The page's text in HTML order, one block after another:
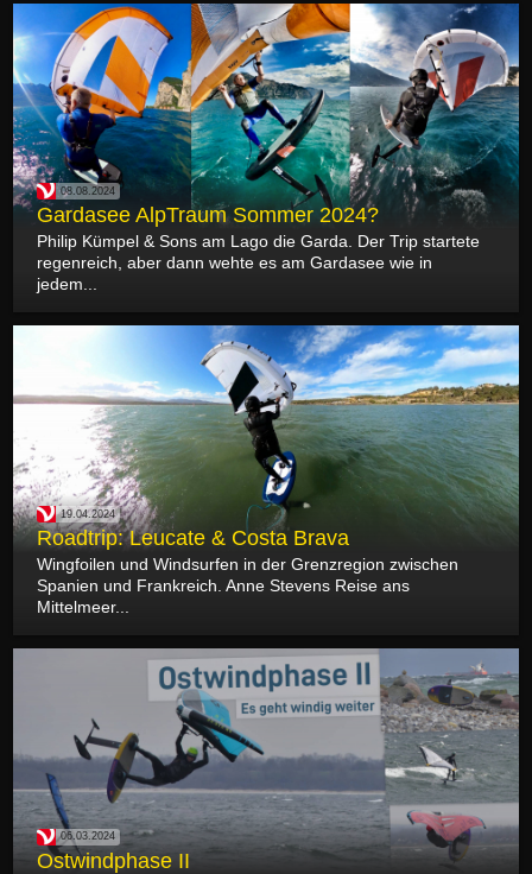
08.08.2024
Gardasee AlpTraum Sommer 2024?
Philip Kümpel & Sons am Lago die Garda. Der Trip startete
regenreich, aber dann wehte es am Gardasee wie in
jedem...
19.04.2024
Roadtrip: Leucate & Costa Brava
Wingfoilen und Windsurfen in der Grenzregion zwischen
Spanien und Frankreich. Anne Stevens Reise ans
Mittelmeer...
06.03.2024
Ostwindphase II